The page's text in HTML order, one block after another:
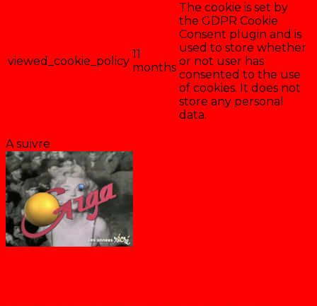
viewed_cookie_policy
11
months
The cookie is set by
the GDPR Cookie
Consent plugin and is
used to store whether
or not user has
consented to the use
of cookies. It does not
store any personal
data.
A suivre